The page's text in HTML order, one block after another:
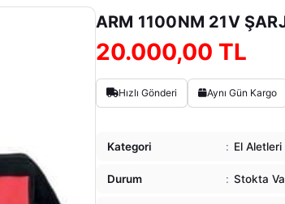
ARM 1100NM 21V
20.000,00 TL
Hızlı Gönderi Aynı Gün Kargo
Kategori : El Aletleri
Durum : Stokta